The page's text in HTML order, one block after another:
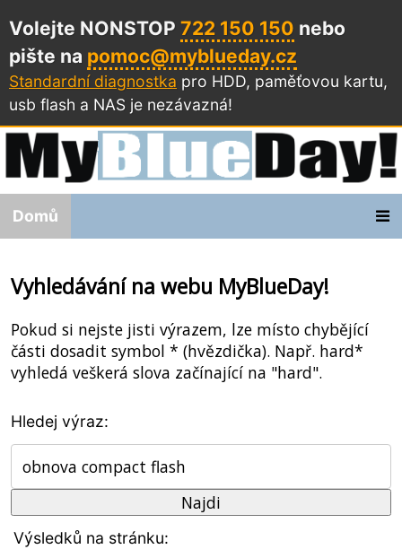
Volejte NONSTOP 722 150 150 nebo
pište na pomoc@myblueday.cz
Standardní diagnostka pro HDD, paměťovou kartu,
usb flash a NAS je nezávazná!
Domů
Vyhledávání na webu MyBlueDay!
Pokud si nejste jisti výrazem, lze místo chybějící
části dosadit symbol * (hvězdička). Např. hard*
vyhledá veškerá slova začínající na "hard".
Hledej výraz:
Výsledků na stránku: